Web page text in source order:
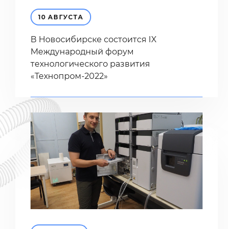
10 АВГУСТА
В Новосибирске состоится IX
Международный форум
технологического развития
«Технопром-2022»